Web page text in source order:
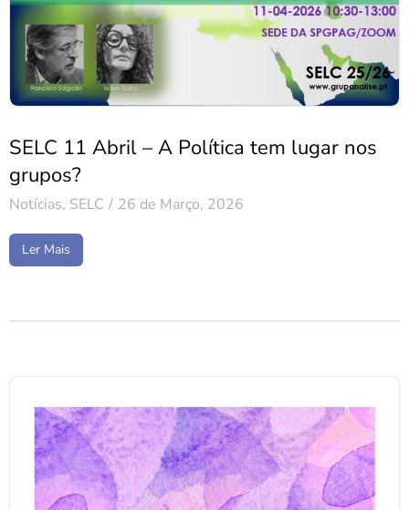
SELC 11 Abril – A Política tem lugar nos
grupos?
Notícias, SELC 26 de Março, 2026
Ler Mais